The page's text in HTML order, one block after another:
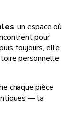
, un espace où
pour
toujours, elle
personnelle
chaque pièce
— la